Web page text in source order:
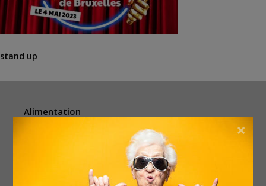
stand up
Alimentation
×